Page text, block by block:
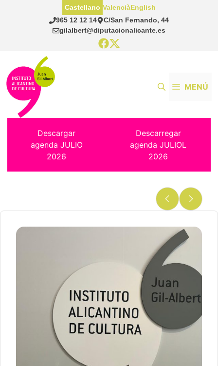
965 12 12 14
C/San Fernando, 44
gilalbert@diputacionalicante.es
Castellano ValenciàEnglish
MENÚ
Descargar
agenda JULIO
2026
Descarregar
agenda JULIOL
2026